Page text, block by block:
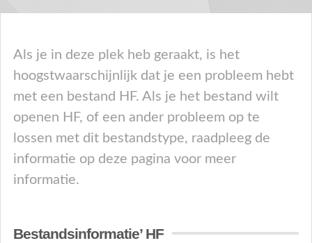
Als je in deze plek heb geraakt, is het
hoogstwaarschijnlijk dat je een probleem hebt
met een bestand HF. Als je het bestand wilt
openen HF, of een ander probleem op te
lossen met dit bestandstype, raadpleeg de
informatie op deze pagina voor meer
informatie.
Bestandsinformatie’ HF